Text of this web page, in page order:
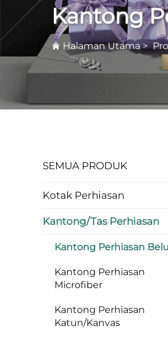
Kantong
Halaman Utama>
SEMUA PRODUK
Kotak Perhiasan
Kantong/Tas Perhiasan
Kantong Perhiasan
Kantong Perhiasan
Microfiber
Kantong Perhiasan
Katun/Kanvas